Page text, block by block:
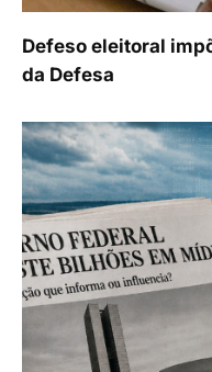
Defeso eleitoral
da Defesa